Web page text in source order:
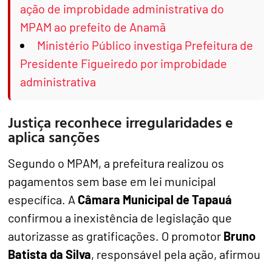
ação de improbidade administrativa do
MPAM ao prefeito de Anamã
Ministério Público investiga Prefeitura de
Presidente Figueiredo por improbidade
administrativa
Justiça reconhece irregularidades e
aplica sanções
Segundo o MPAM, a prefeitura realizou os
pagamentos sem base em lei municipal
específica. A Câmara Municipal de Tapauá
confirmou a inexistência de legislação que
autorizasse as gratificações. O promotor Bruno
Batista da Silva, responsável pela ação, afirmou